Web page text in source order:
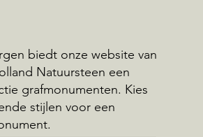
biedt onze website van
Natuursteen een
grafmonumenten. Kies
stijlen voor een